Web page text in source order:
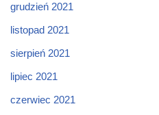
grudzień 2021
listopad 2021
sierpień 2021
lipiec 2021
czerwiec 2021